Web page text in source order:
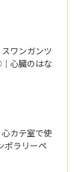
ワンガンツ
心臓のはな
カテ室で使
ポラリーペ